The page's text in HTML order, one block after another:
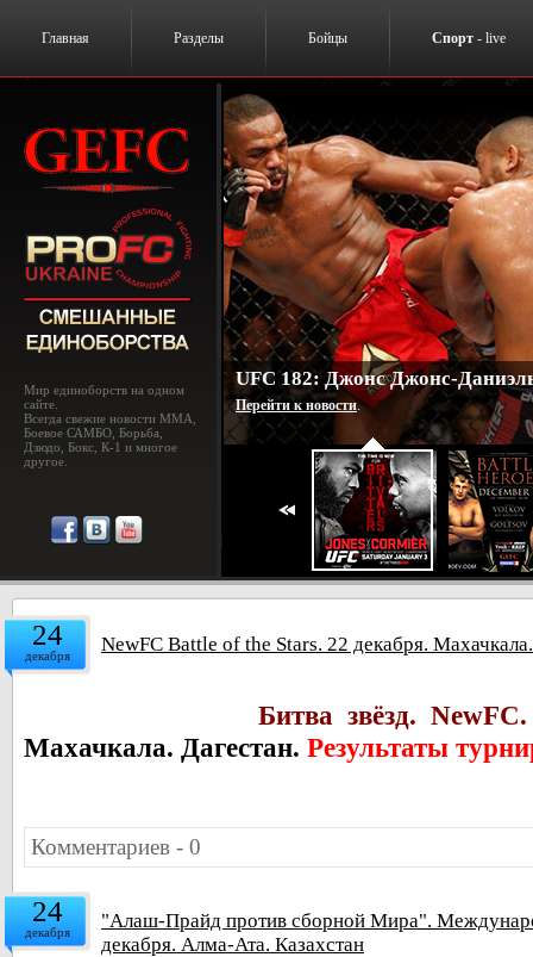
Главная Разделы Бойцы Спорт - live
Мир единоборств на одном
сайте.
Всегда свежие новости MMA,
Боевое САМБО, Борьба,
Дзюдо, Бокс, К-1 и многое
другое.
UFC 182: Джонс Джонс-
Перейти к новости.
24
декабря NewFC Battle of the Stars. 22 декабря.
Битва звёзд.
Махачкала. Дагестан. Результаты
Комментариев - 0
24
декабря
"Алаш-Прайд против сборной Мира".
декабря. Алма-Ата. Казахстан